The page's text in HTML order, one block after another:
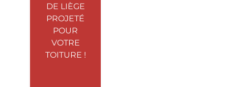
DE LIÈGE
PROJETÉ
POUR
VOTRE
TOITURE !